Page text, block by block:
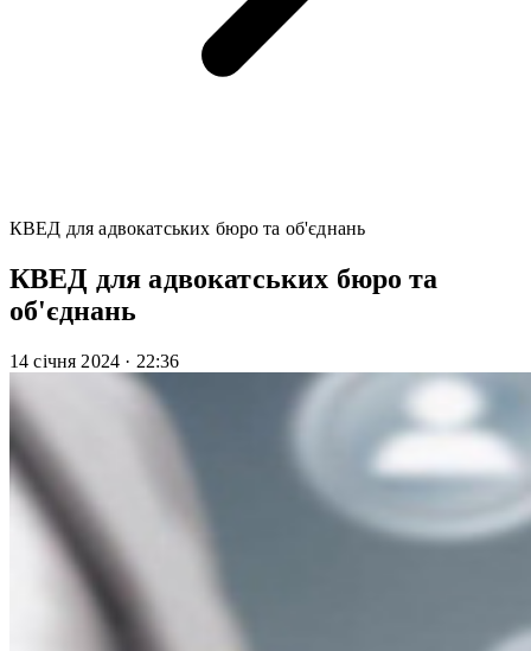
КВЕД для адвокатських бюро та об'єднань
КВЕД для адвокатських бюро та
об'єднань
14 січня 2024 · 22:36